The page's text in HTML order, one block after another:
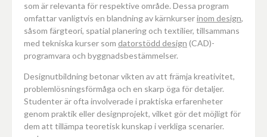
som är relevanta för respektive område. Dessa program
omfattar vanligtvis en blandning av kärnkurserinom design,
såsom färgteori, spatial planering och textilier, tillsammans
med tekniska kurser som datorstödd design (CAD)-
programvara och byggnadsbestämmelser.
Designutbildning betonar vikten av att främja kreativitet,
problemlösningsförmåga och en skarp öga för detaljer.
Studenter är ofta involverade i praktiska erfarenheter
genom praktik eller designprojekt, vilket gör det möjligt för
dem att tillämpa teoretisk kunskap i verkliga scenarier.